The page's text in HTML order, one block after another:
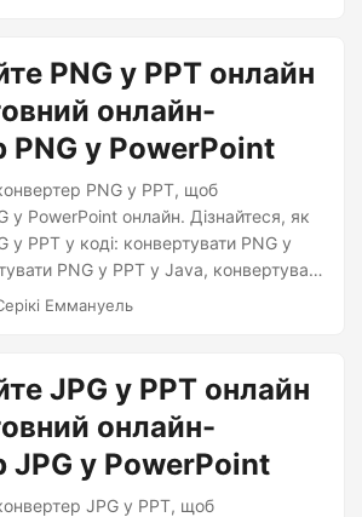
PNG у PPT онлайн
онлайн-
PNG у PowerPoint
PNG у PPT, щоб
у PowerPoint онлайн. Дізнайтеся, як
у PPT у коді: конвертувати PNG у
PNG у PPT у Java, конвертувати
конвертувати PNG у PPT у Python
Еммануель
JPG у PPT онлайн
онлайн-
JPG у PowerPoint
JPG у PPT, щоб